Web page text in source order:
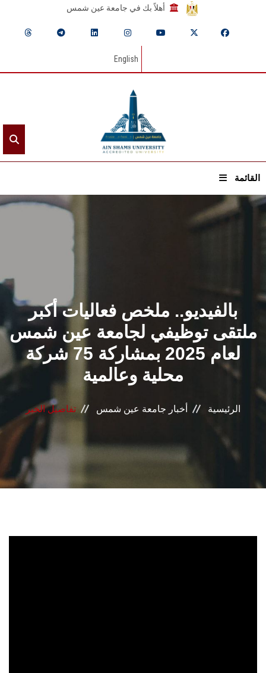
أهلاً بك في جامعة عين شمس
English
القائمة
القطاعـات
الشئون الأكاديمية
البحث العلمي
الرعاية الصحية
المراكز والوحدات
الأنظمة الذكية
الإعلام
الطلاب
بالفيديو.. ملخص فعاليات أكبر
ملتقى توظيفي لجامعة عين شمس
لعام 2025 بمشاركة 75 شركة
محلية وعالمية
الرئيسية أخبار جامعة عين شمس تفاصيل الخبر